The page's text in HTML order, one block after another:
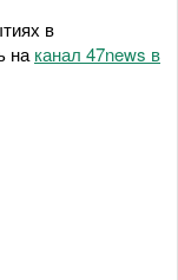
в
на канал 47news в